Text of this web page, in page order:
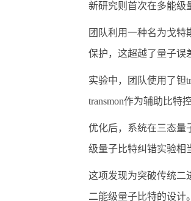
新研究则首次在多能级
团队利用一种名为戈
保护，这超越了量子误
实验中，团队使用了钽
transmon作为辅助比特
优化后，系统在三态量
级量子比特纠错实验相
这项发现为突破传统二
二能级量子比特的设计